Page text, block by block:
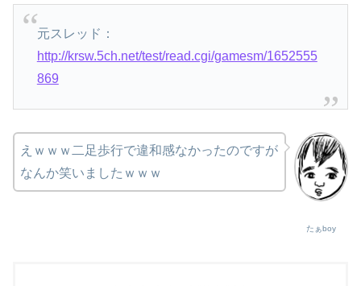
元スレッド：
http://krsw.5ch.net/test/read.cgi/gamesm/1652555
869
たぁboy
えｗｗｗ二足歩行で違和感なかったのですが
なんか笑いましたｗｗｗ